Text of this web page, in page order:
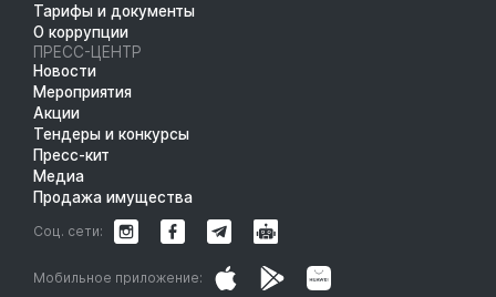
Тарифы и документы
О коррупции
ПРЕСС-ЦЕНТР
Новости
Мероприятия
Акции
Тендеры и конкурсы
Пресс-кит
Медиа
Продажа имущества
Мобильное приложение:
Соц. сети: